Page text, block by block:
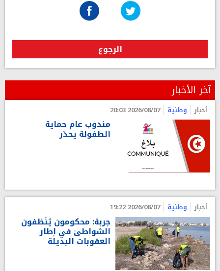
الرجوع
آخر الأخبار
أخبار وطنية 2026/08/07 20:03
مندوب عام حماية
الطفولة يحذر
أخبار وطنية 2026/08/07 19:22
جربة: محكومون يُنّظفون
الشواطئ في إطار
العقوبات البديلة